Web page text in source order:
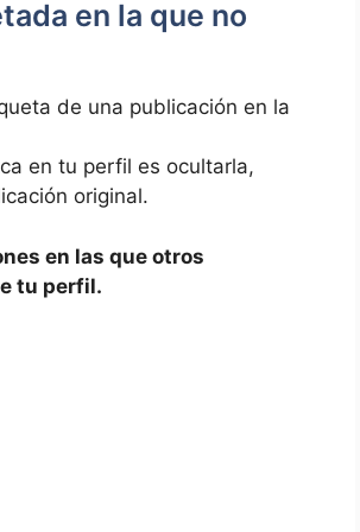
en la que no
‍de una publicación⁢ en la
‍en​ tu perfil es ocultarla,
⁣original.
en las que otros
tu perfil.